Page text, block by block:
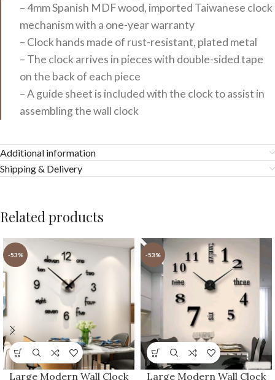
– 4mm Spanish MDF wood, imported Taiwanese clock
mechanism with a one-year warranty
– Clock hands made of rust-resistant, plated metal
– The clock arrives in pieces with double-sided tape
on the back of each piece
– A guide sheet is included with the clock to assist in
assembling the wall clock
Additional information
Shipping & Delivery
Related products
-53%
Large Modern Wall Clock
-53%
Large Modern Wall Clock